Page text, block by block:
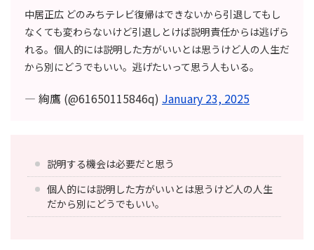
中居正広 どのみちテレビ復帰はできないから引退してもし
なくても変わらないけど引退しとけば説明責任からは逃げら
れる。個人的には説明した方がいいとは思うけど人の人生だ
から別にどうでもいい。逃げたいって思う人もいる。
— 絢鷹 (@61650115846q) January 23, 2025
説明する機会は必要だと思う
個人的には説明した方がいいとは思うけど人の人生
だから別にどうでもいい。